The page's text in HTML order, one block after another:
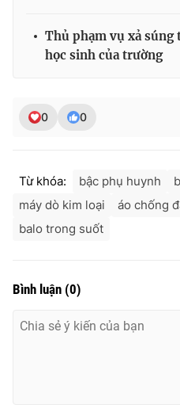
Phó Tổng Biên tập:Nguyễn Thị
Nguyễn Trọng Ninh
Email:toasoan@vtv.vn
Thủ phạm vụ xả súng
học sinh của trường
0 0
Từ khóa: bậc phụ huynh
máy dò kim loại
áo chống
balo trong suốt
Bình luận (0)